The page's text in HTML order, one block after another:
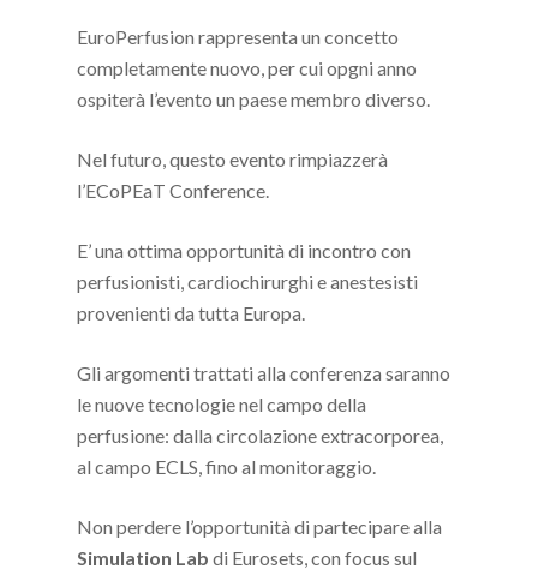
EuroPerfusion rappresenta un concetto
completamente nuovo, per cui opgni anno
ospiterà l’evento un paese membro diverso.
Nel futuro, questo evento rimpiazzerà
l’ECoPEaT Conference.
E’ una ottima opportunità di incontro con
perfusionisti, cardiochirurghi e anestesisti
provenienti da tutta Europa.
Gli argomenti trattati alla conferenza saranno
le nuove tecnologie nel campo della
perfusione: dalla circolazione extracorporea,
al campo ECLS, fino al monitoraggio.
Non perdere l’opportunità di partecipare alla
Simulation Lab di Eurosets, con focus sul